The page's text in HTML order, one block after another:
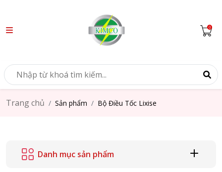
Trang chủ Sản phẩm Bộ Điều Tốc Lixise
Danh mục sản phẩm